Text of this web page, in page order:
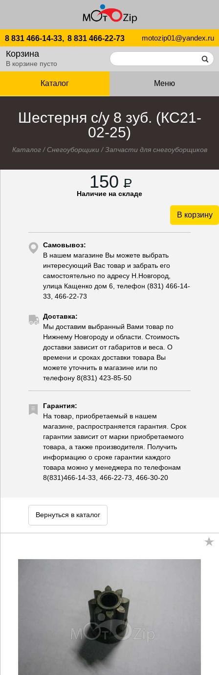
8 831 466-14-33, 8 831 466-22-73 motozip01@yandex.ru
Корзина
В корзине пусто
Каталог Меню
Шестерня с/у 8 зуб. (КС21-
02-25)
Каталог/ Снегоуборщики/Запчасти для снегоуборщиков
150 P
Наличие на складе
В корзину
Самовывоз:
В нашем магазине Вы можете выбрать
интересующий Вас товар и забрать его
самостоятельно по адресу Н.Новгород,
улица Кащенко дом 6, телефон (831) 466-14-
33, 466-22-73
Доставка:
Мы доставим выбранный Вами товар по
Нижнему Новгороду и области. Стоимость
доставки зависит от габаритов и веса. О
времени и сроках доставки товара Вы
можете уточнить в магазине или по
телефону 8(831) 423-85-50
Гарантия:
На товар, приобретаемый в нашем
магазине, распространяется гарантия. Срок
гарантии зависит от марки приобретаемого
товара, а также производителя. Получить
информацию о сроке гарантии каждого
товара можно у менеджера по телефонам
8(831)466-14-33, 466-22-73, 466-30-20
Вернуться в каталог